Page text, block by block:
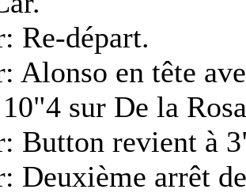
Re-départ.
Alonso en tête
sur De la
Button revient à
Deuxième arrêt